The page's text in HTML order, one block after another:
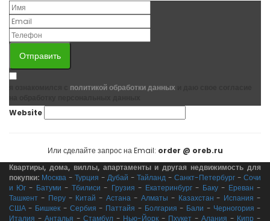
Отправить
политикой обработки данных
Website
Или сделайте запрос на Email: order @ oreb.ru
Квартиры, дома, виллы, апартаменты и другая недвижимость для
покупки: Москва -Турция -Дубай -Тайланд -Санкт-Петербург -Сочи
и Юг - Батуми -Тбилиси - Грузия - Екатеринбург- Баку- Ереван -
Ташкент - Перу- Китай -Астана - Алматы - Казахстан - Испания -
США - Бишкек - Сербия - Паттайя - Болгария - Бали - Черногория -
Италия -Анталья -Стамбул - Нью-Йорк - Пхукет -Алания - Кипр -